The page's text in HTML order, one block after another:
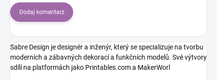
Dodaj komentarz
Sabre Design je designér a inženýr, který se specializuje na tvorbu
moderních a zábavných dekorací a funkčních modelů. Své výtvory
sdílí na platformách jako Printables.coma MakerWorl